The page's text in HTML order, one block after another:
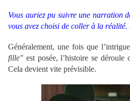
Vous auriez pu suivre une narration
vous avez choisi de coller à la
Généralement, une fois que l’intrigue
fille" est posée, l’histoire se déroule
Cela devient vite prévisible.